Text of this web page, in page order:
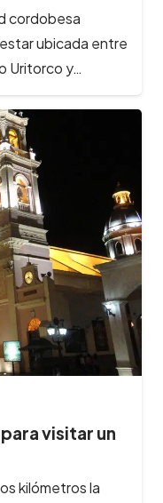
cordobesa
ubicada entre
Uritorco y…
visitar un
kilómetros la